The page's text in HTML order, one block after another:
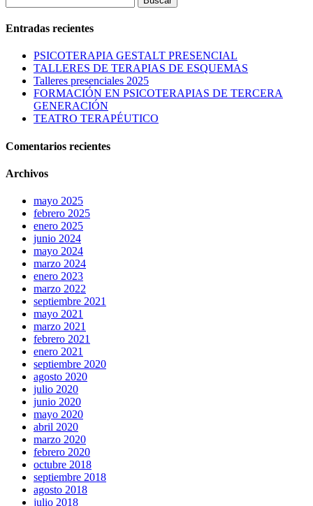
Entradas recientes
PSICOTERAPIA GESTALT PRESENCIAL
TALLERES DE TERAPIAS DE ESQUEMAS
Talleres presenciales 2025
FORMACIÓN EN PSICOTERAPIAS DE TERCERA
GENERACIÓN
TEATRO TERAPÉUTICO
Comentarios recientes
Archivos
mayo 2025
febrero 2025
enero 2025
junio 2024
mayo 2024
marzo 2024
enero 2023
marzo 2022
septiembre 2021
mayo 2021
marzo 2021
febrero 2021
enero 2021
septiembre 2020
agosto 2020
julio 2020
junio 2020
mayo 2020
abril 2020
marzo 2020
febrero 2020
octubre 2018
septiembre 2018
agosto 2018
julio 2018